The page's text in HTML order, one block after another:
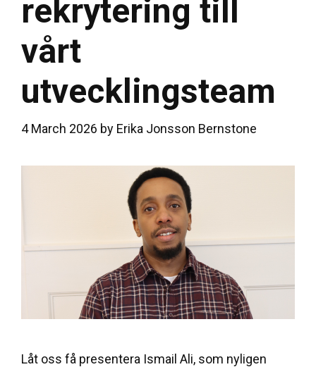
rekrytering till
vårt
utvecklingsteam
4 March 2026 by Erika Jonsson Bernstone
Låt oss få presentera Ismail Ali, som nyligen